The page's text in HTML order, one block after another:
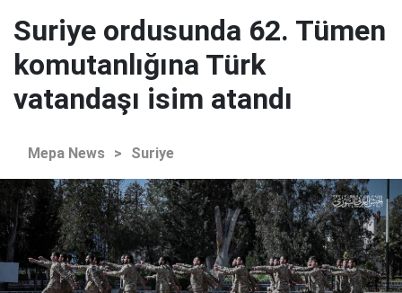
Suriye ordusunda 62. Tümen
komutanlığına Türk
vatandaşı isim atandı
Mepa News > Suriye